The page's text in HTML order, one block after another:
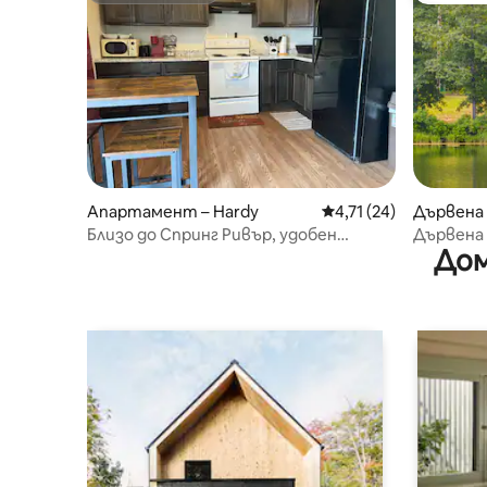
Апартамент – Hardy Средна оценка: 4,71
4,71 (24)
Близо до Спринг Ривър, удобен
Дървена
Дървена
край